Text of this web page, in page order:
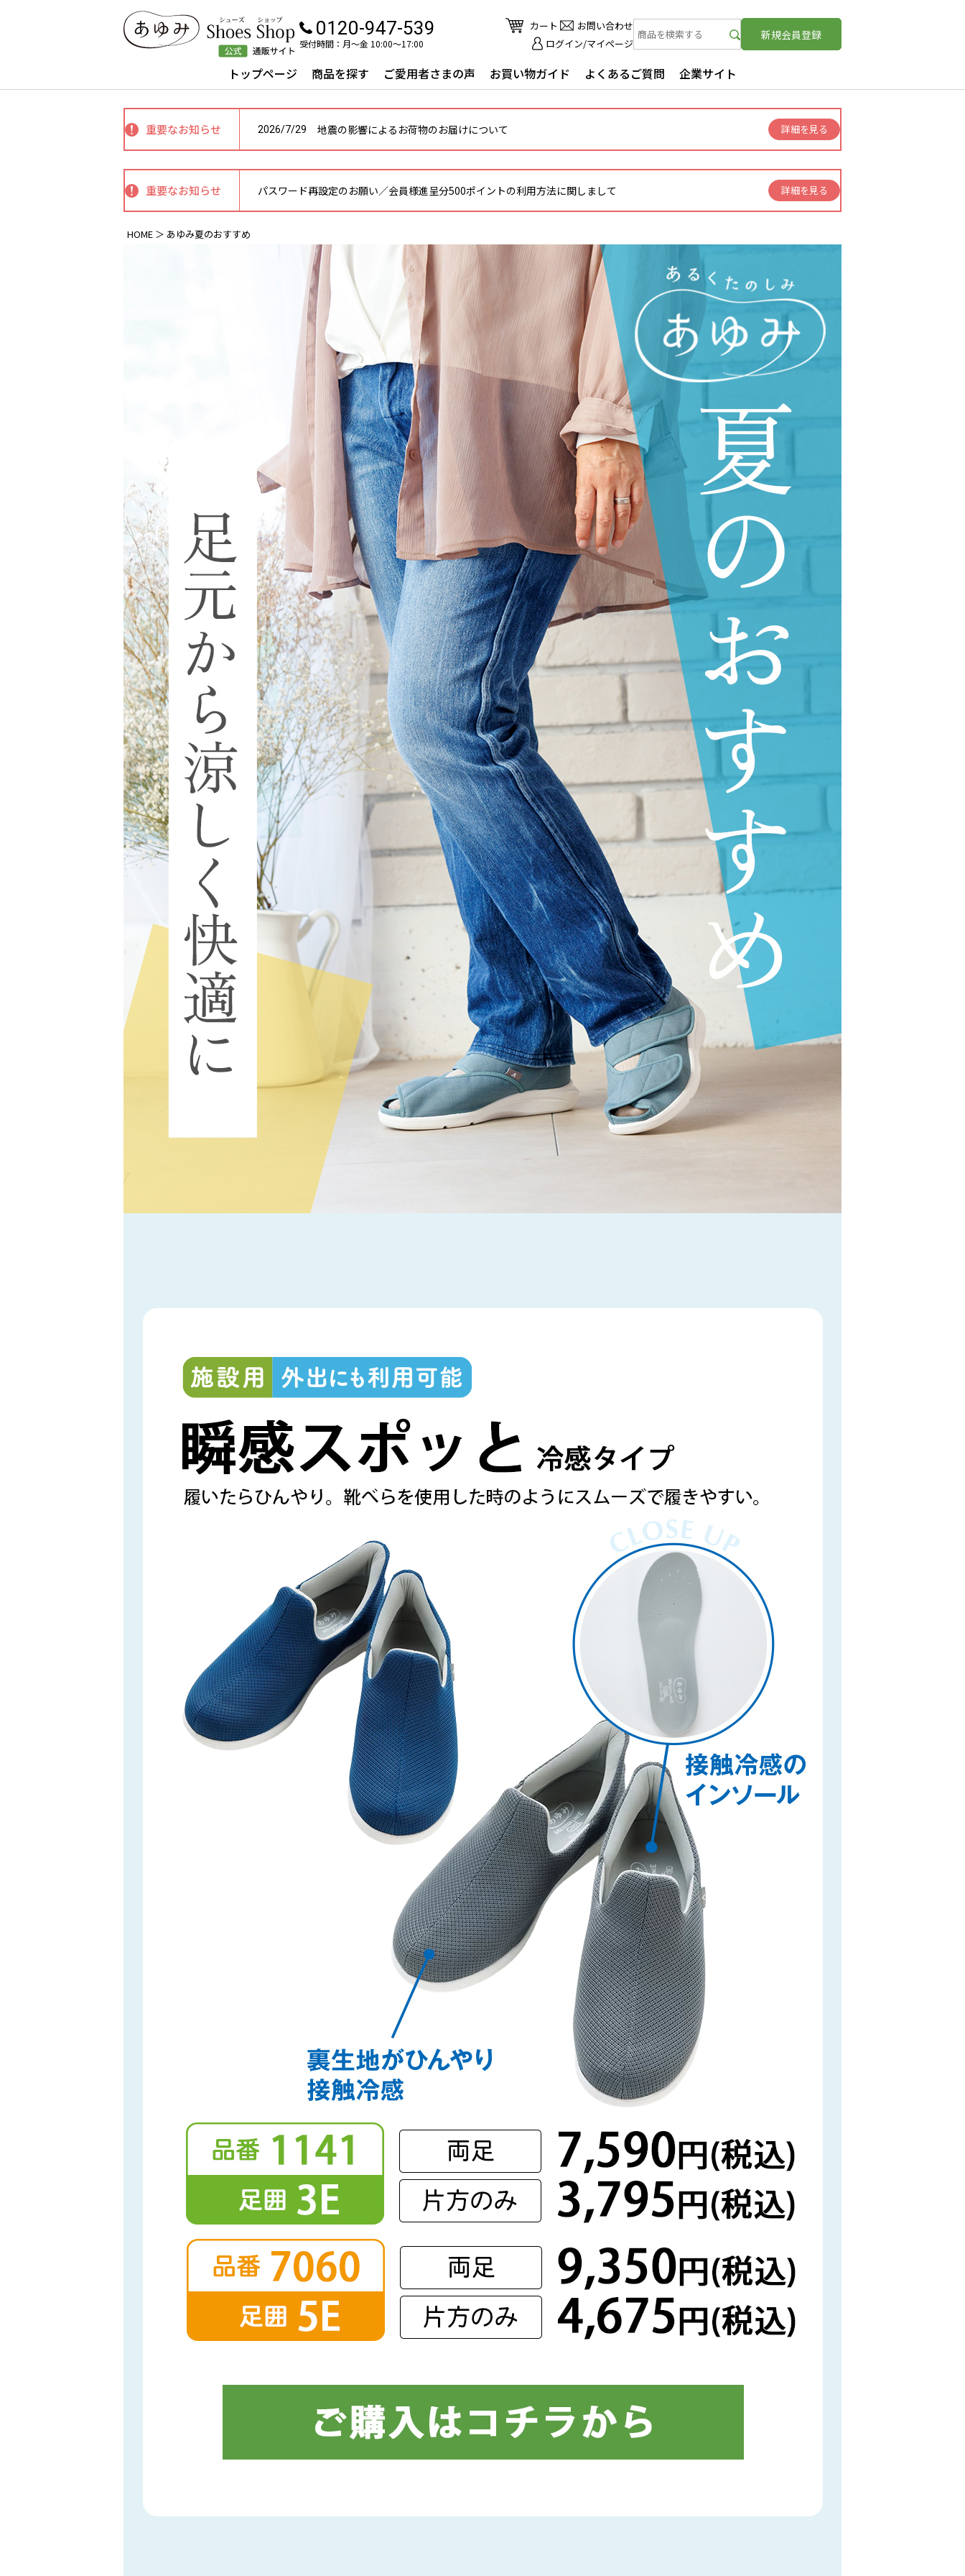
0120-947-539
受付時間：月～金 10:00〜17:00
カート
お問い合わせ
ログイン/マイページ
新規会員登録
ナビゲーションメニュートップページ 商品を探す ご愛用者さまの声 お買い物ガイド よくあるご質問 企業サイト
重要なお知らせ 2026/7/29 地震の影響によるお荷物のお届けについて 詳細を見る
重要なお知らせ パスワード再設定のお願い／会員様進呈分500ポイントの利用方法に関しまして 詳細を見る
HOME あゆみ夏のおすすめ